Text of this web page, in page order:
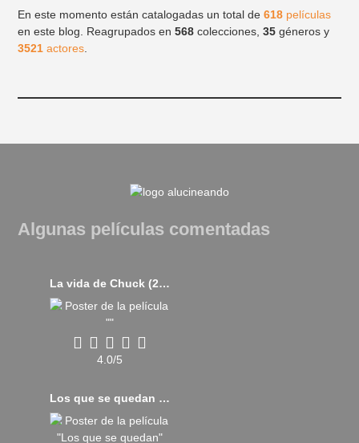
En este momento están catalogadas un total de618 películas
en este blog. Reagrupados en568 colecciones,35 géneros y
3521 actores
Algunas películas comentadas
La vida de Chuck (2024)
4.0/5
Los que se quedan (2023)